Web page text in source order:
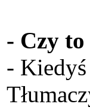
- Czy to
- Kiedyś